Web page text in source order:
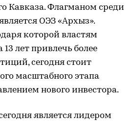
Кавказа. Флагманом среди
ОЭЗ «Архыз».
которой властям
13 лет привлечь более
сегодня стоит
масштабного этапа
нового инвестора.
является лидером